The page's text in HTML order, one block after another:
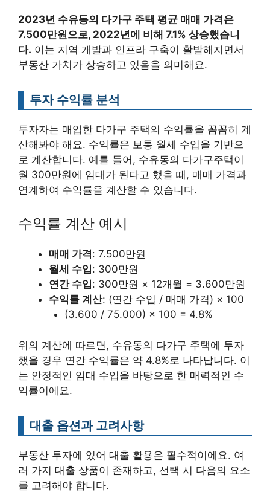
2023년 수유동의 다가구 주택 평균 매매 가격은
7.500만원으로, 2022년에 비해 7.1% 상승했습니
다. 이는 지역 개발과 인프라 구축이 활발해지면서
부동산 가치가 상승하고 있음을 의미해요.
투자 수익률 분석
투자자는 매입한 다가구 주택의 수익률을 꼼꼼히 계
산해봐야 해요. 수익률은 보통 월세 수입을 기반으
로 계산합니다. 예를 들어, 수유동의 다가구주택이
월 300만원에 임대가 된다고 했을 때, 매매 가격과
연계하여 수익률을 계산할 수 있습니다.
수익률 계산 예시
매매 가격: 7.500만원
월세 수입: 300만원
연간 수입: 300만원 × 12개월 = 3.600만원
수익률 계산: (연간 수입 / 매매 가격) × 100
(3.600 / 75.000) × 100 = 4.8%
위의 계산에 따르면, 수유동의 다가구 주택에 투자
했을 경우 연간 수익률은 약 4.8%로 나타납니다. 이
는 안정적인 임대 수입을 바탕으로 한 매력적인 수
익률이에요.
대출 옵션과 고려사항
부동산 투자에 있어 대출 활용은 필수적이에요. 여
러 가지 대출 상품이 존재하고, 선택 시 다음의 요소
를 고려해야 합니다.